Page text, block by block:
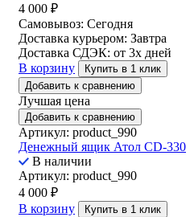
4 000 ₽
Самовывоз: Сегодня
Доставка курьером: Завтра
Доставка СДЭК: от 3х дней
В корзину
Купить в 1 клик
Добавить к сравнению
Лучшая цена
Добавить к сравнению
Артикул: product_990
Денежный ящик Атол CD-330
В наличии
Артикул: product_990
4 000 ₽
В корзину
Купить в 1 клик